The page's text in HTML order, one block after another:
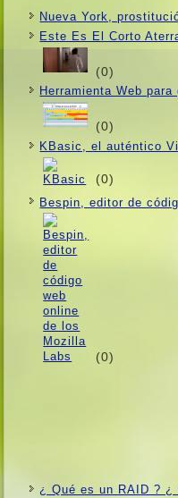
Nueva York,
Este Es El Corto
(0)
Herramienta Web
(0)
KBasic, el auténtico
(0)
Bespin, editor de
(0)
¿ Qué es un RAID ? ¿